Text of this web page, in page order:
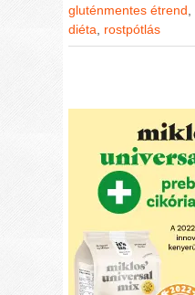
gluténmentes étrend,
diéta, rostpótlás